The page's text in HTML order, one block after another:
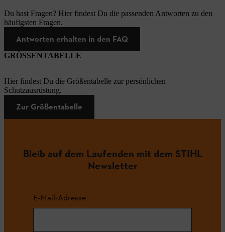
Du hast Fragen? Hier findest Du die passenden Antworten zu den
häufigsten Fragen.
Antworten erhalten in den FAQ
GRÖSSENTABELLE
Hier findest Du die Größentabelle zur persönlichen
Schutzausrüstung.
Zur Größentabelle
Bleib auf dem Laufenden mit dem STIHL
Newsletter
E-Mail-Adresse